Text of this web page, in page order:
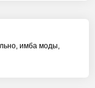
имба моды,